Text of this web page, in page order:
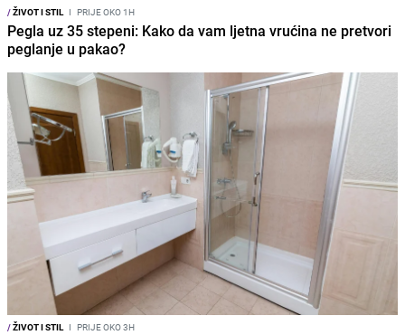
/ŽIVOT I STIL I PRIJE OKO 1H
Pegla uz 35 stepeni: Kako da vam ljetna vrućina ne pretvori
peglanje u pakao?
/ŽIVOT I STIL I PRIJE OKO 3H